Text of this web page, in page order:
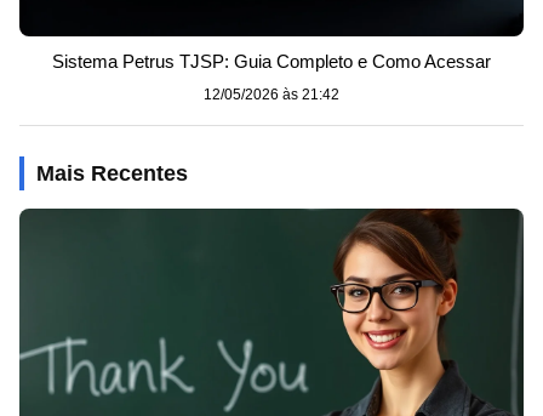
Sistema Petrus TJSP: Guia Completo e Como Acessar
12/05/2026 às 21:42
Mais Recentes